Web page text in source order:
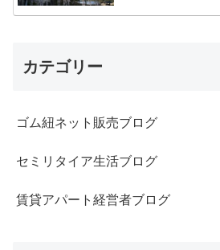
カテゴリー
ゴム紐ネット販売ブログ
セミリタイア生活ブログ
賃貸アパート経営者ブログ